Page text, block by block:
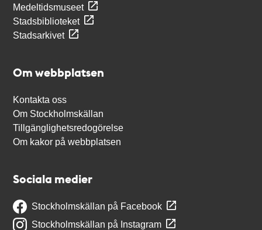
Medeltidsmuseet
Stadsbiblioteket
Stadsarkivet
Om webbplatsen
Kontakta oss
Om Stockholmskällan
Tillgänglighetsredogörelse
Om kakor på webbplatsen
Sociala medier
Stockholmskällan på Facebook
Stockholmskällan på Instagram